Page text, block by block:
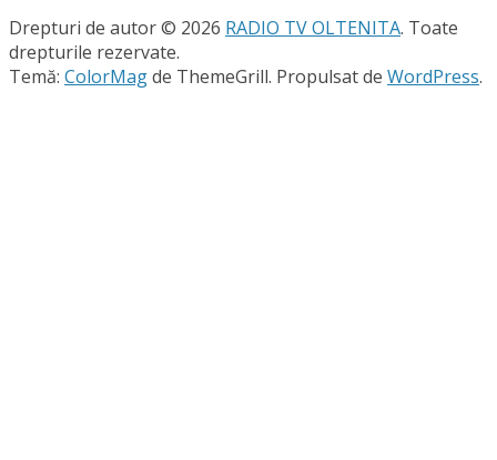
Drepturi de autor © 2026 RADIO TV OLTENITA. Toate
drepturile rezervate.
Temă: ColorMagde ThemeGrill. Propulsat de WordPress.